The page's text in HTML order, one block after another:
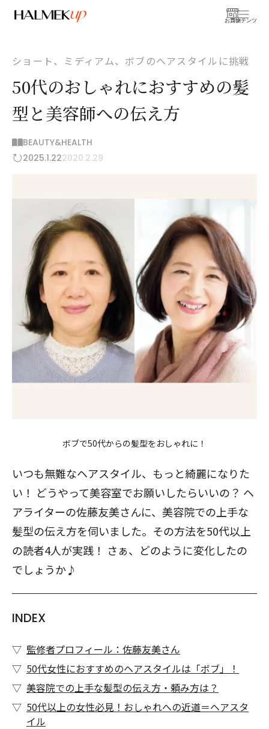
お買物
コンテンツ
ショート、ミディアム、ボブのヘアスタイルに挑戦
50代のおしゃれにおすすめの髪
型と美容師への伝え方
BEAUTY&HEALTH
2025.1.222020.2.29
ボブで50代からの髪型をおしゃれに！
いつも無難なヘアスタイル、もっと綺麗になりた
い！ どうやって美容室でお願いしたらいいの？ ヘ
アライターの佐藤友美さんに、美容院での上手な
髪型の伝え方を伺いました。その方法を50代以上
の読者4人が実践！ さぁ、どのように変化したの
でしょうか♪
INDEX
監修者プロフィール：佐藤友美さん
50代女性におすすめのヘアスタイルは「ボブ」！
美容院での上手な髪型の伝え方・頼み方は？
50代以上の女性必見！おしゃれへの近道＝ヘアスタ
イル